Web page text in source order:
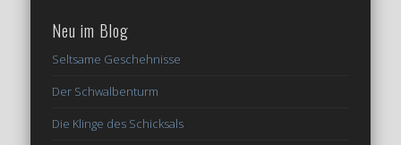
Neu im Blog
Seltsame Geschehnisse
Der Schwalbenturm
Die Klinge des Schicksals